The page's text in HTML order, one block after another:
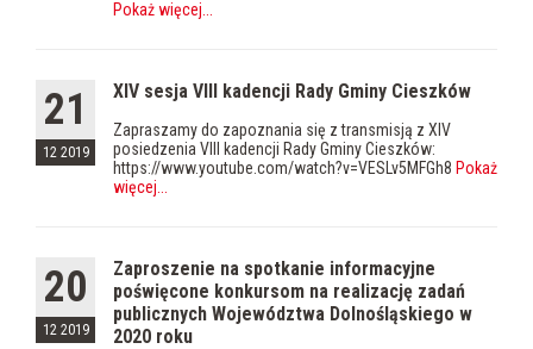
Pokaż więcej
21
12 2019
XIV sesja VIII kadencji Rady Gminy Cieszków
Zapraszamy do zapoznania się z transmisją z XIV
posiedzenia VIII kadencji Rady Gminy Cieszków:
https://www.youtube.com/watch?v=VESLv5MFGh8 Pokaż
więcej
20
12 2019
Zaproszenie na spotkanie informacyjne
poświęcone konkursom na realizację zadań
publicznych Województwa Dolnośląskiego w
2020 roku